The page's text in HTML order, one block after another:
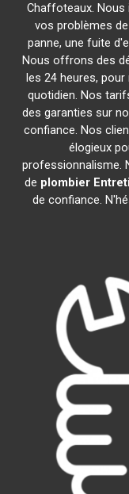
Chaffoteaux. Nous
vos problèmes
panne, une fuite
Nous offrons des
les 24 heures,
quotidien. Nos
des garanties sur
confiance. Nos
élogieux
professionnalisme.
de plombier
de confiance.